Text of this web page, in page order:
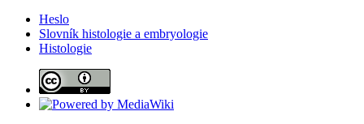
Heslo
Slovník histologie a embryologie
Histologie